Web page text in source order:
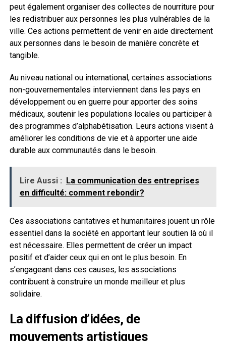
peut également organiser des collectes de nourriture pour
les redistribuer aux personnes les plus vulnérables de la
ville. Ces actions permettent de venir en aide directement
aux personnes dans le besoin de manière concrète et
tangible.
Au niveau national ou international, certaines associations
non-gouvernementales interviennent dans les pays en
développement ou en guerre pour apporter des soins
médicaux, soutenir les populations locales ou participer à
des programmes d’alphabétisation. Leurs actions visent à
améliorer les conditions de vie et à apporter une aide
durable aux communautés dans le besoin.
Lire Aussi : La communication des entreprises
en difficulté: comment rebondir?
Ces associations caritatives et humanitaires jouent un rôle
essentiel dans la société en apportant leur soutien là où il
est nécessaire. Elles permettent de créer un impact
positif et d’aider ceux qui en ont le plus besoin. En
s’engageant dans ces causes, les associations
contribuent à construire un monde meilleur et plus
solidaire.
La diffusion d’idées, de
mouvements artistiques